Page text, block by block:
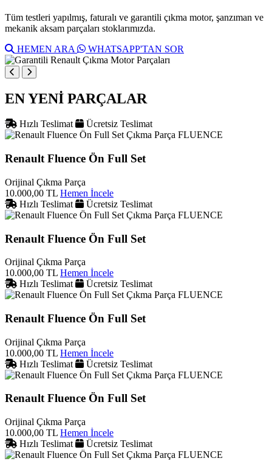
Tüm testleri yapılmış, faturalı ve garantili çıkma motor, şanzıman ve
mekanik aksam parçaları stoklarımızda.
HEMEN ARA
WHATSAPP'TAN SOR
EN YENİ PARÇALAR
Hızlı Teslimat
Ücretsiz Teslimat
FLUENCE
Renault Fluence Ön Full Set
Orijinal Çıkma Parça
10.000,00 TL Hemen İncele
Hızlı Teslimat
Ücretsiz Teslimat
FLUENCE
Renault Fluence Ön Full Set
Orijinal Çıkma Parça
10.000,00 TL Hemen İncele
Hızlı Teslimat
Ücretsiz Teslimat
FLUENCE
Renault Fluence Ön Full Set
Orijinal Çıkma Parça
10.000,00 TL Hemen İncele
Hızlı Teslimat
Ücretsiz Teslimat
FLUENCE
Renault Fluence Ön Full Set
Orijinal Çıkma Parça
10.000,00 TL Hemen İncele
Hızlı Teslimat
Ücretsiz Teslimat
FLUENCE